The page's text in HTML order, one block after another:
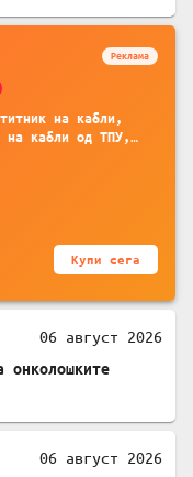
Реклама
на кабли,
на кабли од ТПУ,
кабли, без
комплет
Купи сега
06 август 2026
онколошките
06 август 2026